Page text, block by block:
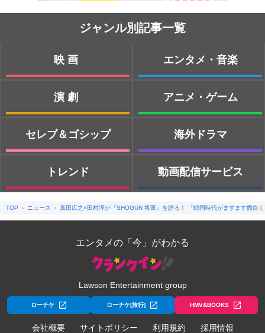
ジャンル別記事一覧
映画
演劇
セレブ＆ゴシップ
トレンド
エンタメ・音楽
アニメ・ゲーム
海外ドラマ
動画配信サービス
TOP ニュース 真田広之×田村淳が『SHOGUN 将軍』を語る！ 「戦国時代がますます面白
エンタメの「今」がわかる
Lawson Entertainment group
ローチケ ローチケ[旅行] HMV&BOOKS
会社概要 サイトポリシー 利用規約 採用情報